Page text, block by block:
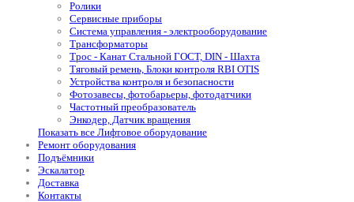
Ролики
Сервисные приборы
Система управления - электрооборудование
Трансформаторы
Трос - Канат Стальной ГОСТ, DIN - Шахта
Тяговый ремень, Блоки контроля RBI OTIS
Устройства контроля и безопасности
Фотозавесы, фотобарьеры, фотодатчики
Частотный преобразователь
Энкодер, Датчик вращения
Показать все Лифтовое оборудование
Ремонт оборудования
Подъёмники
Эскалатор
Доставка
Контакты